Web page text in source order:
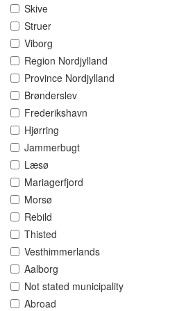
Skive
Struer
Viborg
Region Nordjylland
Province Nordjylland
Brønderslev
Frederikshavn
Hjørring
Jammerbugt
Læsø
Mariagerfjord
Morsø
Rebild
Thisted
Vesthimmerlands
Aalborg
Not stated municipality
Abroad